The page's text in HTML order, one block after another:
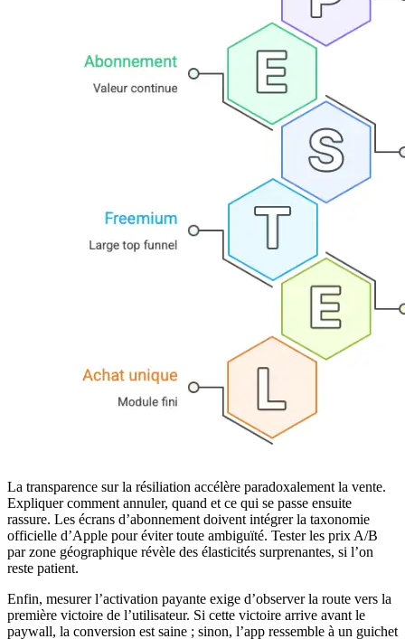
La transparence sur la résiliation accélère paradoxalement la vente.
Expliquer comment annuler, quand et ce qui se passe ensuite
rassure. Les écrans d’abonnement doivent intégrer la taxonomie
officielle d’Apple pour éviter toute ambiguïté. Tester les prix A/B
par zone géographique révèle des élasticités surprenantes, si l’on
reste patient.
Enfin, mesurer l’activation payante exige d’observer la route vers la
première victoire de l’utilisateur. Si cette victoire arrive avant le
paywall, la conversion est saine ; sinon, l’app ressemble à un guichet